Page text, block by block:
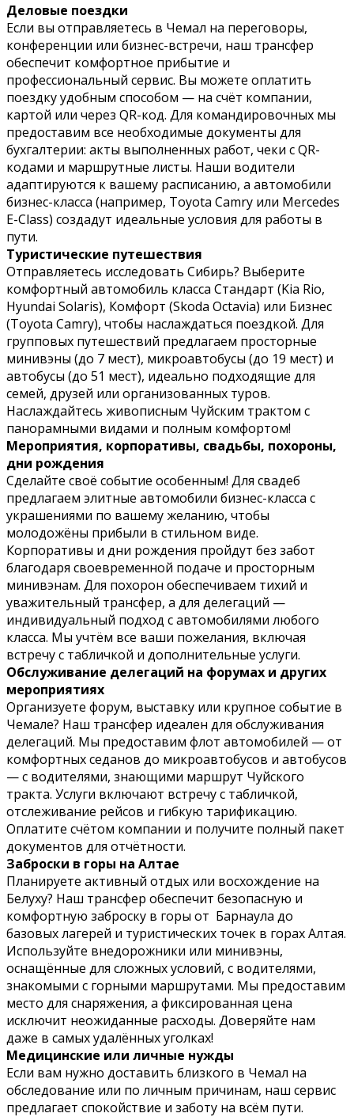
Деловые поездки
Если вы отправляетесь в Чемал на переговоры,
конференции или бизнес-встречи, наш трансфер
обеспечит комфортное прибытие и
профессиональный сервис. Вы можете оплатить
поездку удобным способом — на счёт компании,
картой или через QR-код. Для командировочных мы
предоставим все необходимые документы для
бухгалтерии: акты выполненных работ, чеки с QR-
кодами и маршрутные листы. Наши водители
адаптируются к вашему расписанию, а автомобили
бизнес-класса (например, Toyota Camry или Mercedes
E-Class) создадут идеальные условия для работы в
пути.
Туристические путешествия
Отправляетесь исследовать Сибирь? Выберите
комфортный автомобиль класса Стандарт (Kia Rio,
Hyundai Solaris), Комфорт (Skoda Octavia) или Бизнес
(Toyota Camry), чтобы наслаждаться поездкой. Для
групповых путешествий предлагаем просторные
минивэны (до 7 мест), микроавтобусы (до 19 мест) и
автобусы (до 51 мест), идеально подходящие для
семей, друзей или организованных туров.
Наслаждайтесь живописным Чуйским трактом с
панорамными видами и полным комфортом!
Мероприятия, корпоративы, свадьбы, похороны,
дни рождения
Сделайте своё событие особенным! Для свадеб
предлагаем элитные автомобили бизнес-класса с
украшениями по вашему желанию, чтобы
молодожёны прибыли в стильном виде.
Корпоративы и дни рождения пройдут без забот
благодаря своевременной подаче и просторным
минивэнам. Для похорон обеспечиваем тихий и
уважительный трансфер, а для делегаций —
индивидуальный подход с автомобилями любого
класса. Мы учтём все ваши пожелания, включая
встречу с табличкой и дополнительные услуги.
Обслуживание делегаций на форумах и других
мероприятиях
Организуете форум, выставку или крупное событие в
Чемале? Наш трансфер идеален для обслуживания
делегаций. Мы предоставим флот автомобилей — от
комфортных седанов до микроавтобусов и автобусов
— с водителями, знающими маршрут Чуйского
тракта. Услуги включают встречу с табличкой,
отслеживание рейсов и гибкую тарификацию.
Оплатите счётом компании и получите полный пакет
документов для отчётности.
Заброски в горы на Алтае
Планируете активный отдых или восхождение на
Белуху? Наш трансфер обеспечит безопасную и
комфортную заброску в горы от Барнаула до
базовых лагерей и туристических точек в горах Алтая.
Используйте внедорожники или минивэны,
оснащённые для сложных условий, с водителями,
знакомыми с горными маршрутами. Мы предоставим
место для снаряжения, а фиксированная цена
исключит неожиданные расходы. Доверяйте нам
даже в самых удалённых уголках!
Медицинские или личные нужды
Если вам нужно доставить близкого в Чемал на
обследование или по личным причинам, наш сервис
предлагает спокойствие и заботу на всём пути.